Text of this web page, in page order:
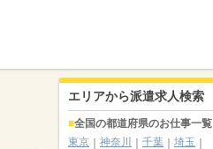
エリアから派遣求人検索
全国の都道府県のお仕事一覧
東京
神奈川 千葉
埼玉